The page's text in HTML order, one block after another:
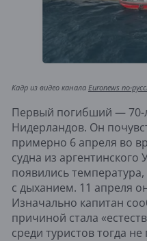
Кадр из видео канала Euronews по-
Первый погибший — 70-
Нидерландов. Он
примерно 6 апреля во
судна из
появились
с дыханием. 11 апреля
Изначально капитан
причиной стала
среди туристов тогда